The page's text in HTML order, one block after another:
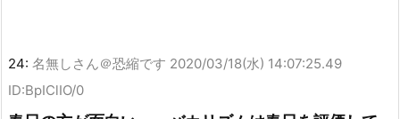
24: 名無しさん＠恐縮です 2020/03/18(水) 14:07:25.49
ID:BpIClIO/0